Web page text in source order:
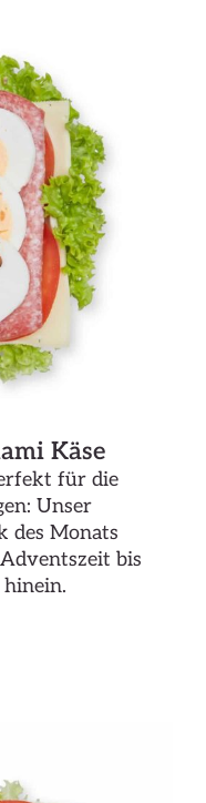
Käse
für die
Unser
des Monats
bis
hinein.